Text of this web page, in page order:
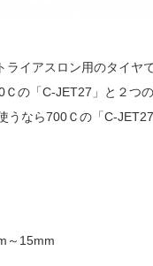
ライアスロン用のタイヤ
Ｃの「C-JET27」と２つ
うなら700Ｃの「C-JET27
～15mm